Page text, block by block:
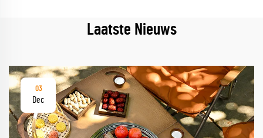
Laatste Nieuws
03
Dec